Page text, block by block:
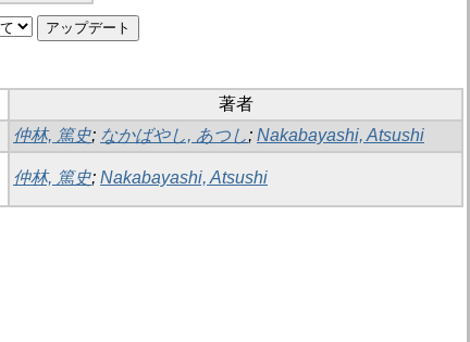
著者
仲林, 篤史; なかばやし, あつし; Nakabayashi, Atsushi
仲林, 篤史; Nakabayashi, Atsushi